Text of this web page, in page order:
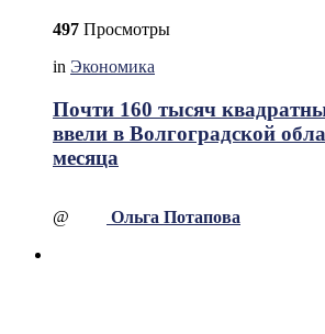
497 Просмотры
in Экономика
Почти 160 тысяч
ввели в Волгоградской
месяца
@ Ольга Потапова